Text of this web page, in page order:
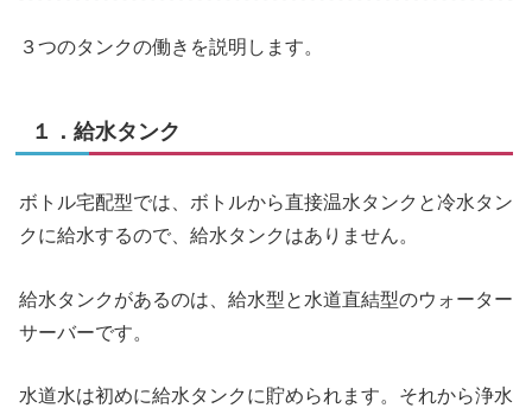
３つのタンクの働きを説明します。
１．給水タンク
ボトル宅配型では、ボトルから直接温水タンクと冷水タン
クに給水するので、給水タンクはありません。
給水タンクがあるのは、給水型と水道直結型のウォーター
サーバーです。
水道水は初めに給水タンクに貯められます。それから浄水